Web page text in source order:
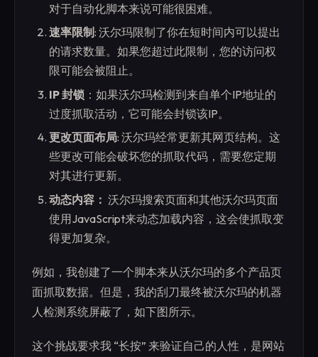
对于自动化脚本来说可能很困难。
速率限制: 沃尔玛限制了你在短时间内可以提出
的请求数量。如果您超过此限制，您的访问权
限可能会被阻止。
IP 封锁 ：如果沃尔玛检测到来自单个IP地址的
过度抓取活动，它可能会封锁该IP。
更改页面布局: 沃尔玛经常更新其网页结构。这
些更改可能会破坏您的抓取代码，需要您定期
对其进行更新。
动态内容： 沃尔玛搜索页面和其他沃尔玛页面
使用JavaScript来动态加载内容，这会使抓取变
得更加复杂。
例如，我创建了一个脚本来从沃尔玛的多个产品页
面抓取数据。但是，我的刮刀最终被沃尔玛的机器
人检测系统屏蔽了，如下图所示。
这个挑战要求我 “长按” 来验证自己的人性，是网站